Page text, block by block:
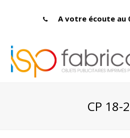
A votre écoute au
CP 18-